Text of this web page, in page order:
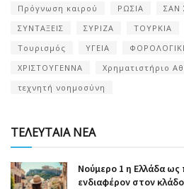
Πρόγνωση καιρού
ΡΩΣΙΑ ΣΑΝ
ΣΥΝΤΑΞΕΙΣ
ΣΥΡΙΖΑ ΤΟΥΡΚΙΑ
Τουρισμός
ΥΓΕΙΑ
ΧΡΙΣΤΟΥΓΕΝΝΑ
Χρηματιστήριο
τεχνητή νοημοσύνη
ΤΕΛΕΥΤΑΙΑ ΝΕΑ
Nούμερο 1 η Ελλάδα
ενδιαφέρον στον